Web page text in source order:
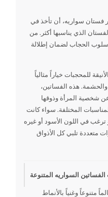
فستان سواريه، أن تأخذ في
الذي يناسبها أكثر. من
الحجاب لضمان إطلالة
للمحجبات خياراً مثالياً
والحشمة. هذه الفساتين،
شخصية المرأة وذوقها
المختلفة. سواء كانت
في اللون الأسود أو غيره
متعددة تلبي كل الأذواق
السواريه المتنوعة
متنوعاً وغنياً بالأنماط